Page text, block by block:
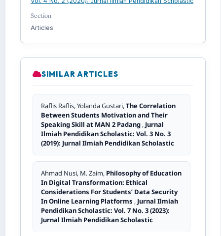
Section
Articles
SIMILAR ARTICLES
Raflis Raflis, Yolanda Gustari,The Correlation
Between Students Motivation and Their
Speaking Skill at MAN 2 Padang , Jurnal
Ilmiah Pendidikan Scholastic: Vol. 3 No. 3
(2019): Jurnal Ilmiah Pendidikan Scholastic
Ahmad Nusi, M. Zaim, Philosophy of Education
In Digital Transformation: Ethical
Considerations For Students’ Data Security
In Online Learning Platforms , Jurnal Ilmiah
Pendidikan Scholastic: Vol. 7 No. 3 (2023):
Jurnal Ilmiah Pendidikan Scholastic